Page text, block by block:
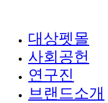
Close 대상펫몰
사회공헌
연구진
브랜드소개